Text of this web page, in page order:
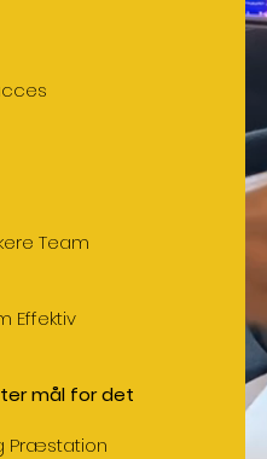
Team
Effektiv
mål for det
Præstation